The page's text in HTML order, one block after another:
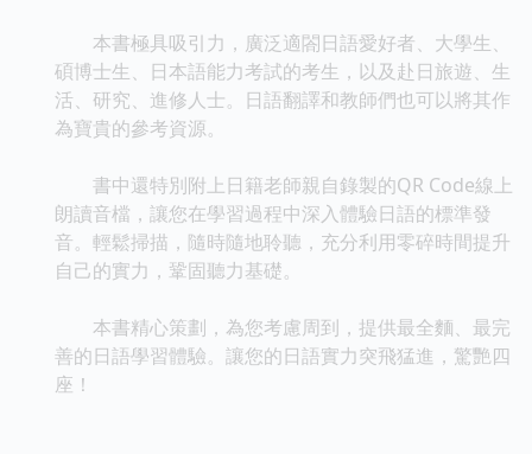
本書極具吸引力，廣泛適閤日語愛好者、大學生、
碩博士生、日本語能力考試的考生，以及赴日旅遊、生
活、研究、進修人士。日語翻譯和教師們也可以將其作
為寶貴的參考資源。
書中還特別附上日籍老師親自錄製的QR Code線上
朗讀音檔，讓您在學習過程中深入體驗日語的標準發
音。輕鬆掃描，隨時隨地聆聽，充分利用零碎時間提升
自己的實力，鞏固聽力基礎。
本書精心策劃，為您考慮周到，提供最全麵、最完
善的日語學習體驗。讓您的日語實力突飛猛進，驚艷四
座！